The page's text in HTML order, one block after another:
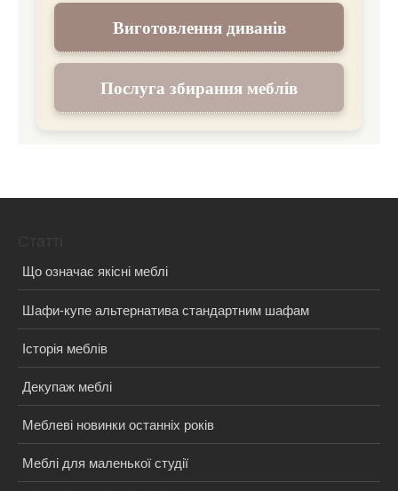
Виготовлення диванів
Послуга збирання меблів
Що означає якісні меблі
Шафи-купе альтернатива стандартним шафам
Історія меблів
Декупаж меблі
Меблеві новинки останніх років
Меблі для маленької студії